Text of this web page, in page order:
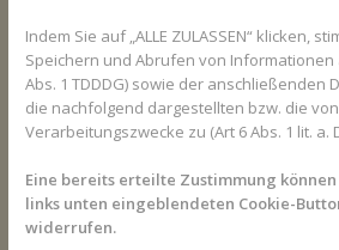
Neben der Temperaturregulierung bieten
weitere Vorteile für städtische Gebiete:
Verbesserung der Luftqualität:
aus der Luft, was zu einer
Lärmreduzierung: Dichte
Lärmpegel senken, indem sie
Steigerung des Wohlbefindens:
Indem Sie auf „ALLE ZULASSEN“ klicken,
Speichern und Abrufen von Informationen
Abs. 1 TDDDG) sowie der anschließenden
die nachfolgend dargestellten bzw. die
Verarbeitungszwecke zu (Art 6 Abs. 1 lit. a.
Eine bereits erteilte Zustimmung
links unten eingeblendeten Cookie-
widerrufen.